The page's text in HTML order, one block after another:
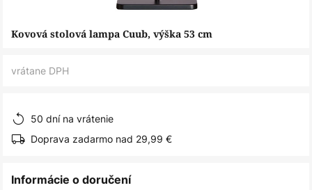
Preskočiť
Kovová stolová lampa Cuub, výška 53 cm
vrátane DPH
50 dní na vrátenie
Doprava zadarmo nad 29,99 €
Informácie o doručení